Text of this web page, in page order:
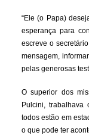
“Ele (o Papa)
esperança para
escreve o
mensagem,
pelas generosas
O superior dos
Pulcini,
todos estão em
o que pode ter